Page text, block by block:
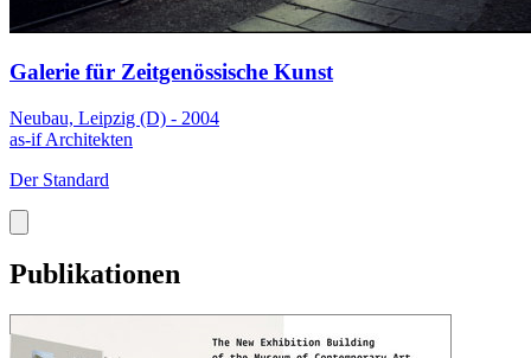
Galerie für Zeitgenössische Kunst
Neubau, Leipzig (D) - 2004
as-if Architekten
Der Standard
Publikationen